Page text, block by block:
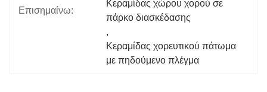
Επισημαίνω:
Κεραμίδας χώρου χορού σε
πάρκο διασκέδασης
,
Κεραμίδας χορευτικού πάτωμα
με πηδούμενο πλέγμα